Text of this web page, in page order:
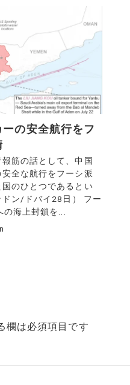
の安全航行をフ
筋の話として、中国
全な航行をフーシ派
のひとつであるとい
ン/ドバイ28日） フー
海上封鎖を...
欄は必須項目です